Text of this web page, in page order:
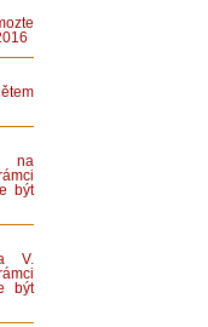
na
být
V.
být